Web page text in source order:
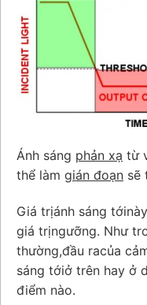
Ánh sáng phản xạ từ
thể làm gián đoạn sẽ
Giá trịánh sáng
giá trịngưỡng. Như
thường,đầu racủa
sáng tớiở trên hay ở
điểm nào.